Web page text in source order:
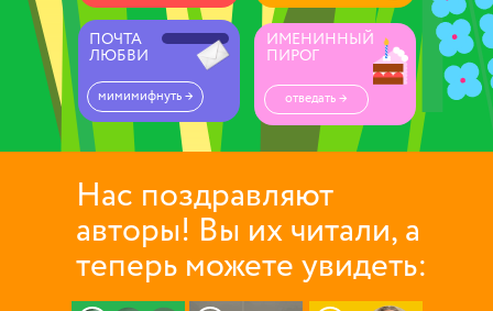
ПОЧТА
ЛЮБВИ
мимимифнуть → отведать →
ИМЕНИННЫЙ
ПИРОГ
Нас поздравляют
авторы! Вы их читали, а
теперь можете увидеть: